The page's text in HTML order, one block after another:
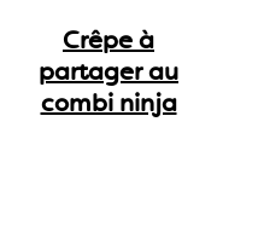
Crêpe à
partager au
combi ninja